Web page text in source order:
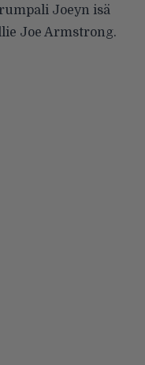
Joeyn isä
Joe Armstrong.